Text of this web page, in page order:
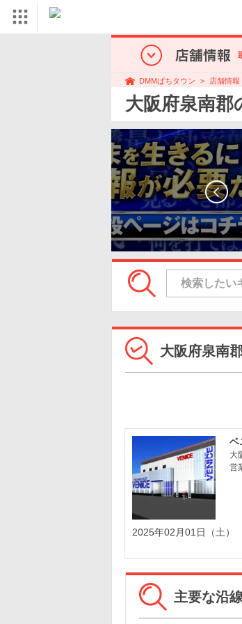
DMMぱちタウン 店舗情報
大阪府泉南
大阪府泉南
ベ
大
営
2025年02月01日（土）
主要な沿